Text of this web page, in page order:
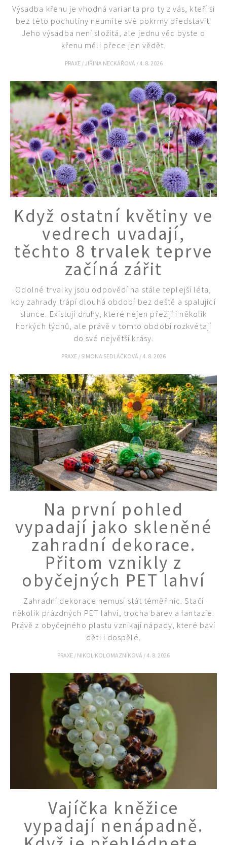
Naše krásná zahrada
65 Kč
Objednat >
Naše krásná zahrada Speciál
74 Kč
Výsadba křenu je vhodná varianta pro ty z vás, kteří si
bez této pochutiny neumíte své pokrmy představit.
Jeho výsadba není složitá, ale jednu věc byste o
křenu měli přece jen vědět.
PRAXE / JIŘINA NECKÁŘOVÁ /4. 8. 2026
Když ostatní květiny ve
vedrech uvadají,
těchto 8 trvalek teprve
začíná zářit
Odolné trvalky jsou odpovědí na stále teplejší léta,
kdy zahrady trápí dlouhá období bez deště a spalující
slunce. Existují druhy, které nejen přežijí i několik
horkých týdnů, ale právě v tomto období rozkvétají
do své největší krásy.
PRAXE / SIMONA SEDLÁČKOVÁ /4. 8. 2026
Na první pohled
vypadají jako skleněné
zahradní dekorace.
Přitom vznikly z
obyčejných PET lahví
Zahradní dekorace nemusí stát téměř nic. Stačí
několik prázdných PET lahví, trocha barev a fantazie.
Právě z obyčejného plastu vznikají nápady, které baví
děti i dospělé.
PRAXE / NIKOL KOLOMAZNÍKOVÁ /4. 8. 2026
Vajíčka kněžice
vypadají nenápadně.